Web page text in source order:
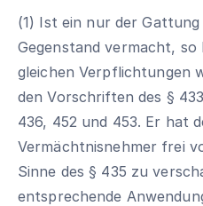
(1) Ist ein nur der
Gegenstand vermacht,
gleichen Verpflichtungen
den Vorschriften des §
436, 452 und 453. Er hat
Vermächtnisnehmer frei
Sinne des § 435 zu
entsprechende